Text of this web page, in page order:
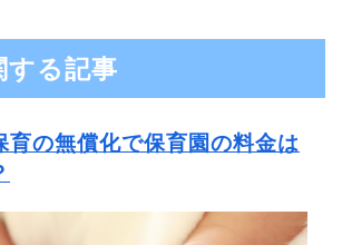
する記事
育の無償化で保育園の料金は